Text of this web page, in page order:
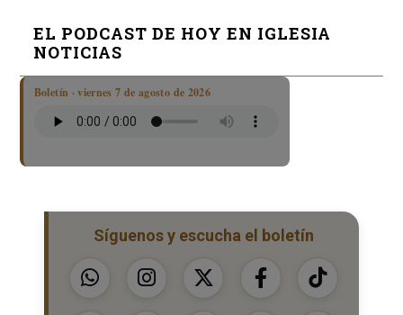
EL PODCAST DE HOY EN IGLESIA
NOTICIAS
Boletín · viernes 7 de agosto de 2026
Síguenos y escucha el boletín